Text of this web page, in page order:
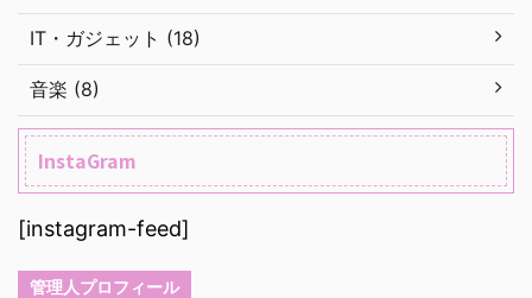
IT・ガジェット (18)
音楽 (8)
InstaGram
[instagram-feed]
管理人プロフィール